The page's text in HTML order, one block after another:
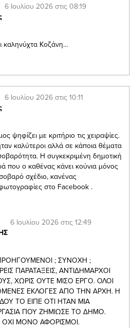
6 Ιουλίου 2026 στις 08:19
καληνύχτα Κοζάνη…
6 Ιουλίου 2026 στις 10:11
ψηφίζει με κριτήριο τις χειραψίες.
καλύτεροι αλλά σε κάποια θέματα
Η συγκεκριμένη δημοτική
που ο καθένας κάνει κούνια μόνος
σχέδιο, κανένας
στο Facebook .
6 Ιουλίου 2026 στις 12:49
; ΣΥΝΟΧΗ ;
ΠΑΡΑΤΑΞΕΙΣ, ΑΝΤΙΔΗΜΑΡΧΟΙ
ΧΩΡΙΣ ΟΥΤΕ ΜΙΣΟ ΕΡΓΟ. ΟΛΟΙ
ΕΚΛΟΓΕΣ ΑΠΟ ΤΗΝ ΑΡΧΗ. Η
ΤΟ ΕΙΠΕ ΟΤΙ ΗΤΑΝ ΜΙΑ
ΠΟΥ ΖΗΜΙΩΣΕ ΤΟ ΔΗΜΟ.
ΟΧΙ ΜΟΝΟ ΑΦΟΡΙΣΜΟΙ.